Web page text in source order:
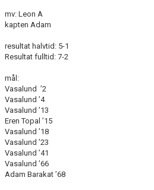
mv: Leon A
kapten Adam
resultat halvtid: 5-1
Resultat fulltid: 7-2
mål:
Vasalund ’2
Vasalund ’4
Vasalund ’13
Eren Topal ’15
Vasalund ’18
Vasalund ’23
Vasalund ’41
Vasalund ’66
Adam Barakat ’68